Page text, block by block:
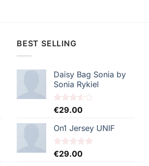
BEST SELLING
Daisy Bag Sonia by
Sonia Rykiel
Note
5
€29.00
On1 Jersey UNIF
Note5.00
€29.00